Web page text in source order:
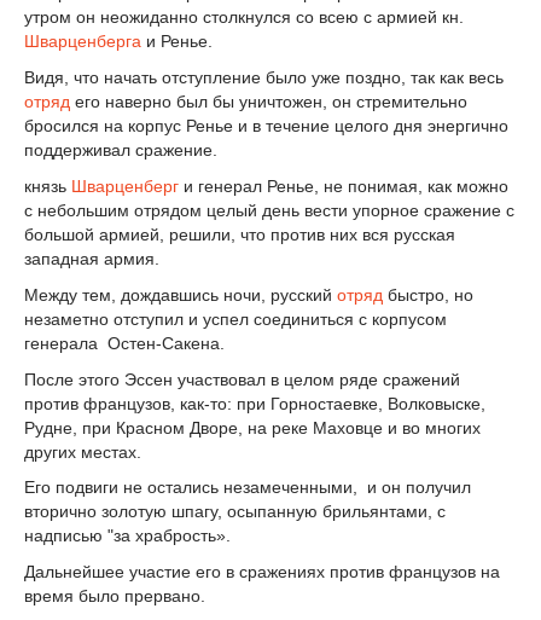
утром он неожиданно столкнулся со всею с армией кн.
Шварценберга и Ренье.
Видя, что начать отступление было уже поздно, так как весь
отряд его наверно был бы уничтожен, он стремительно
бросился на корпус Ренье и в течение целого дня энергично
поддерживал сражение.
князь Шварценберг и генерал Ренье, не понимая, как можно
с небольшим отрядом целый день вести упорное сражение с
большой армией, решили, что против них вся русская
западная армия.
Между тем, дождавшись ночи, русский отряд быстро, но
незаметно отступил и успел соединиться с корпусом
генерала Остен-Сакена.
После этого Эссен участвовал в целом ряде сражений
против французов, как-то: при Горностаевке, Волковыске,
Рудне, при Красном Дворе, на реке Маховце и во многих
других местах.
Его подвиги не остались незамеченными, и он получил
вторично золотую шпагу, осыпанную брильянтами, с
надписью "за храбрость».
Дальнейшее участие его в сражениях против французов на
время было прервано.